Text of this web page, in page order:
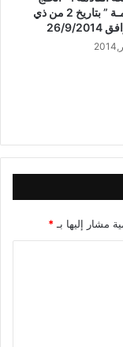
ووحـدة الأمـة ” بتاريخ 2 من ذي
2014
مشار إليها بـ *